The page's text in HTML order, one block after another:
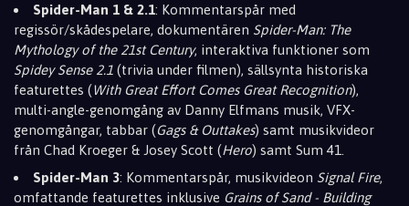
Spider-Man 1 & 2.1: Kommentarspår med
regissör/skådespelare, dokumentären Spider-Man: The
Mythology of the 21st Century, interaktiva funktioner som
Spidey Sense 2.1 (trivia under filmen), sällsynta historiska
featurettes (With Great Effort Comes Great Recognition),
multi-angle-genomgång av Danny Elfmans musik, VFX-
genomgångar, tabbar (Gags & Outtakes) samt musikvideor
från Chad Kroeger & Josey Scott (Hero) samt Sum 41.
Spider-Man 3: Kommentarspår, musikvideon Signal Fire,
omfattande featurettes inklusive Grains of Sand - Building